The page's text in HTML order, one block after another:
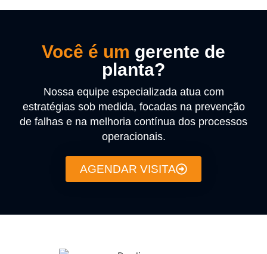
Você é um gerente de
planta?
Nossa equipe especializada atua com
estratégias sob medida, focadas na prevenção
de falhas e na melhoria contínua dos processos
operacionais.
AGENDAR VISITA